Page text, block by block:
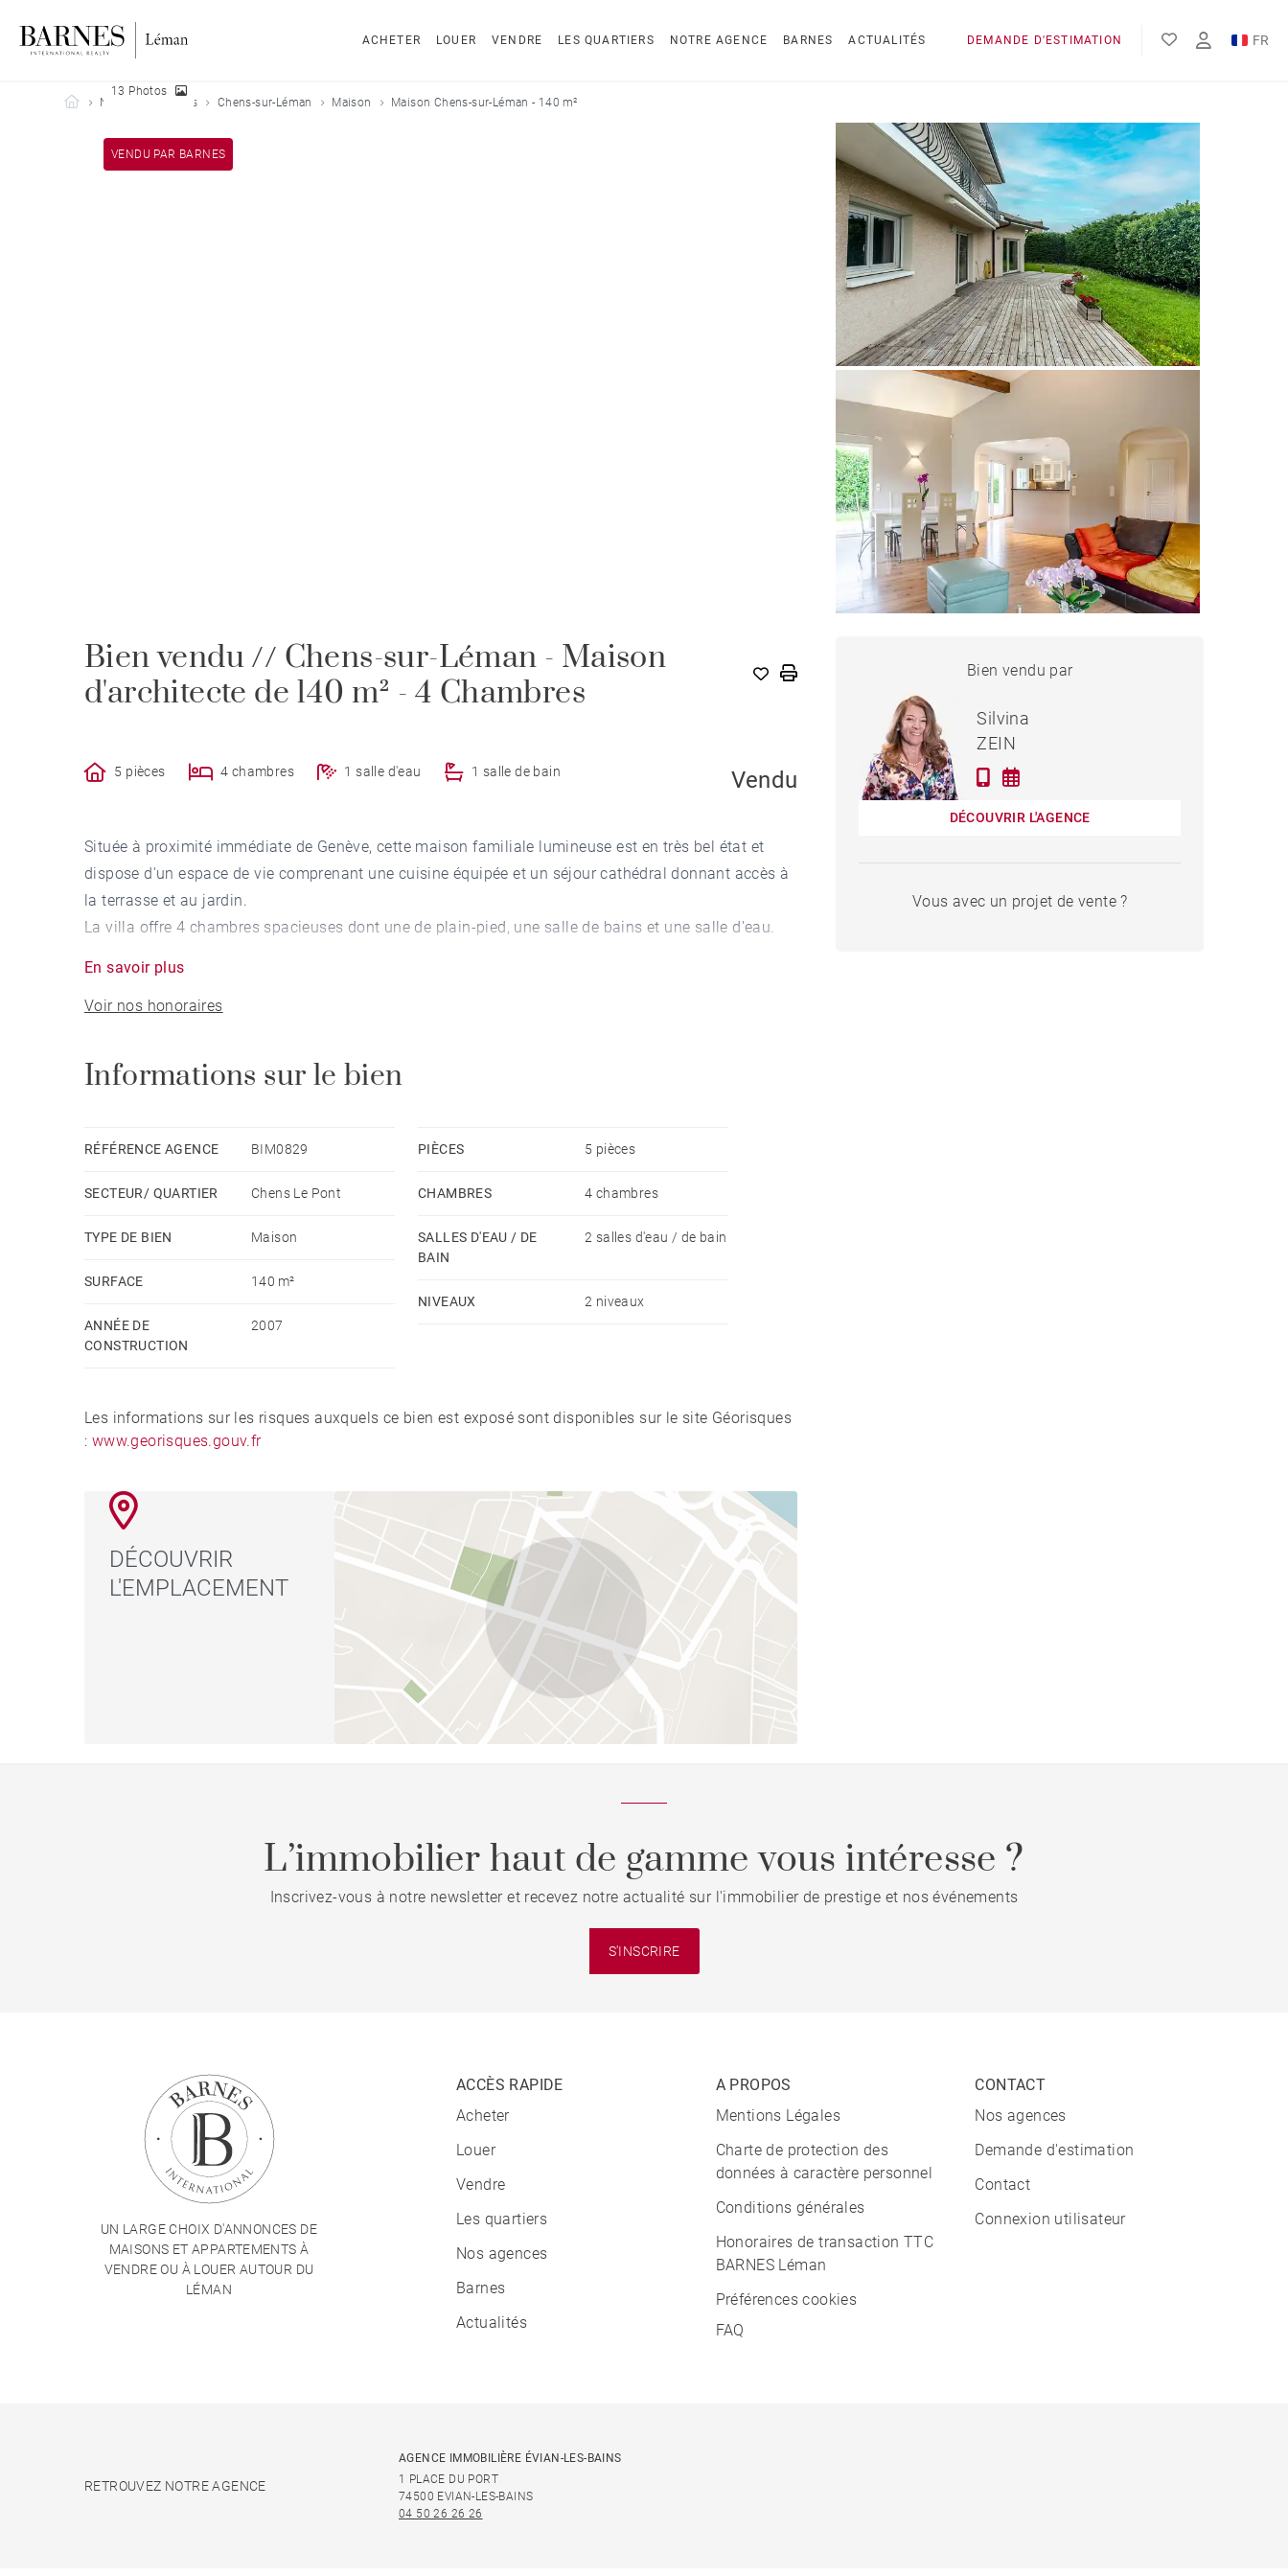
ACHETER LOUER VENDRE LES QUARTIERS NOTRE AGENCE BARNES ACTUALITÉS DEMANDE D'ESTIMATION
FR
Barnes Leman
Nos biens vendus Chens-sur-Léman Maison Maison Chens-sur-Léman - 140 m²
VENDU PAR BARNES
13 Photos
Bien vendu // Chens-sur-Léman - Maison
d'architecte de 140 m² - 4 Chambres
5 pièces 4 chambres 1 salle d'eau 1 salle de bain Vendu
Située à proximité immédiate de Genève, cette maison familiale lumineuse est en très bel état et
dispose d'un espace de vie comprenant une cuisine équipée et un séjour cathédral donnant accès à
la terrasse et au jardin.
La villa offre 4 chambres spacieuses dont une de plain-pied, une salle de bains et une salle d'eau.
stationnement.
Un jardin entièrement clos et arboré de 792 m² vous permettra de profiter des atouts de cette
En savoir plus
Voir nos honoraires
Informations sur le bien
RÉFÉRENCE AGENCE BIM0829
SECTEUR/ QUARTIER Chens Le Pont
TYPE DE BIEN Maison
SURFACE 140 m²
ANNÉE DE
CONSTRUCTION
2007
PIÈCES 5 pièces
CHAMBRES 4 chambres
SALLES D'EAU / DE
BAIN
2 salles d'eau / de bain
NIVEAUX 2 niveaux
Les informations sur les risques auxquels ce bien est exposé sont disponibles sur le site Géorisques
: www.georisques.gouv.fr
DÉCOUVRIR
L'EMPLACEMENT
MAISON CHENS-SUR-
LÉMAN - 140 M²
Bien vendu par
Silvina
ZEIN
DÉCOUVRIR L'AGENCE
Vous avec un projet de vente ?
L’immobilier haut de gamme vous intéresse ?
Inscrivez-vous à notre newsletter et recevez notre actualité sur l'immobilier de prestige et nos événements
S'INSCRIRE
UN LARGE CHOIX D'ANNONCES DE
MAISONS ET APPARTEMENTS À
VENDRE OU À LOUER AUTOUR DU
LÉMAN
ACCÈS RAPIDE
Acheter
Louer
Vendre
Les quartiers
Nos agences
Barnes
Actualités
A PROPOS
Mentions Légales
Charte de protection des
données à caractère personnel
Conditions générales
Honoraires de transaction TTC
BARNES Léman
Préférences cookies
FAQ
CONTACT
Nos agences
Demande d'estimation
Contact
Connexion utilisateur
RETROUVEZ NOTRE AGENCE
AGENCE IMMOBILIÈRE ÉVIAN-LES-BAINS
1 PLACE DU PORT
74500 EVIAN-LES-BAINS
04 50 26 26 26